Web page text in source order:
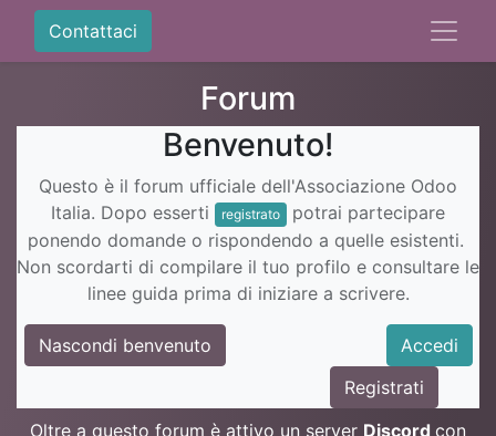
Contattaci
Forum
Benvenuto!
Questo è il forum ufficiale dell'Associazione Odoo
Italia. Dopo esserti
registrato
potrai partecipare
ponendo domande o rispondendo a quelle esistenti.
Non scordarti di compilare il tuo profilo e consultare le
linee guida prima di iniziare a scrivere.
Nascondi benvenuto
Accedi
Registrati
Oltre a questo forum è attivo un server Discord con